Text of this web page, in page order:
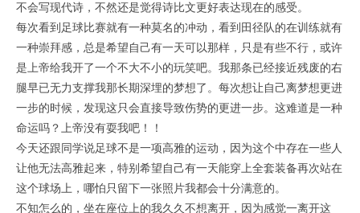
不会写现代诗，不然还是觉得诗比文更好表达现在的感受。
每次看到足球比赛就有一种莫名的冲动，看到田径队的在训练就有
一种崇拜感，总是希望自己有一天可以那样，只是有些不行，或许
是上帝给我开了一个不大不小的玩笑吧。我那条已经接近残废的右
腿早已无力支撑我那长期深埋的梦想了。每次想让自己离梦想更进
一步的时候，发现这只会直接导致伤势的更进一步。这难道是一种
命运吗？上帝没有耍我吧！！
今天还跟同学说足球不是一项高雅的运动，因为这个中存在一些人
让他无法高雅起来，特别希望自己有一天能穿上全套装备再次站在
这个球场上，哪怕只留下一张照片我都会十分满意的。
不知怎么的，坐在座位上的我久久不想离开，因为感觉一离开这